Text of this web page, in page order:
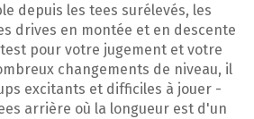
depuis les tees surélevés, les
drives en montée et en descente
pour votre jugement et votre
changements de niveau, il
excitants et difficiles à jouer -
arrière où la longueur est d'un